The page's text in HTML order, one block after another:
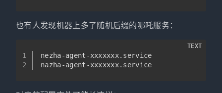
也有人发现机器上多了随机后缀的哪吒服务：
1
2
nezha-agent-xxxxxxx.service
nazha-agent-xxxxxxx.service
TEXT